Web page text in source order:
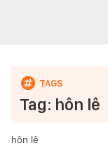
Tag: hôn lê
hôn lê